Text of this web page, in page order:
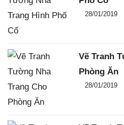
Đăng ngày
28/01/2019
Vẽ Tranh
Phòng Ăn
Đăng ngày
28/01/2019